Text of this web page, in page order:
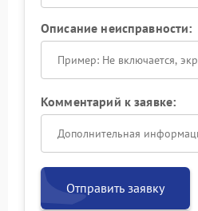
Описание неисправности:
Комментарий к заявке:
Отправить заявку